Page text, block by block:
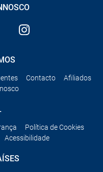
Contacto
Afiliados
Política de Cookies
Acessibilidade